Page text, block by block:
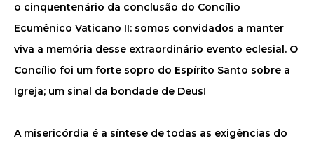
o cinquentenário da conclusão do Concílio
Ecumênico Vaticano II: somos convidados a manter
viva a memória desse extraordinário evento eclesial. O
Concílio foi um forte sopro do Espírito Santo sobre a
Igreja; um sinal da bondade de Deus!
A misericórdia é a síntese de todas as exigências do